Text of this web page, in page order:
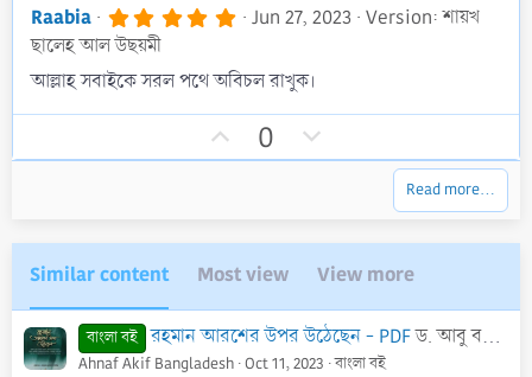
Raabia 5
0
s
t
(
Jun 27, 2023 Version: শায়খ
ছালেহ আল উছয়মী
আল্লাহ সবাইকে সরল পথে অবিচল রাখুক।
p
t
e
0
o
v
o
t
e
Read more…
Similar content Most view View more
বাংলা বই রহমান আরশের উপর উঠেছেন - PDFড. আবু বকর মুহাম্মাদ যাকারিয়া
Ahnaf Akif Bangladesh Oct 11, 2023 বাংলা বই